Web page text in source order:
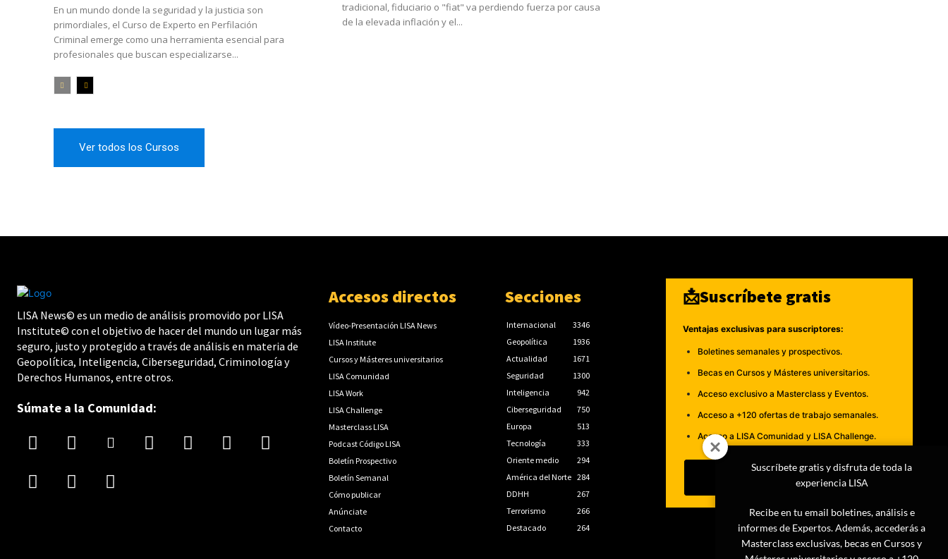
En un mundo donde la seguridad y la justicia son
primordiales, el Curso de Experto en Perfilación
Criminal emerge como una herramienta esencial para
profesionales que buscan especializarse...
tradicional, fiduciario o "fiat" va perdiendo fuerza por causa
de la elevada inflación y el...
Ver todos los Cursos
LISA News© es un medio de análisis promovido por LISA
Institute© con el objetivo de hacer del mundo un lugar más
seguro, justo y protegido a través de análisis en materia de
Geopolítica, Inteligencia, Ciberseguridad, Criminología y
Derechos Humanos, entre otros.
Súmate a la Comunidad:
Accesos directos
Vídeo-Presentación LISA News
LISA Institute
Cursos y Másteres universitarios
LISA Comunidad
LISA Work
LISA Challenge
Masterclass LISA
Podcast Código LISA
Boletín Prospectivo
Boletín Semanal
Cómo publicar
Anúnciate
Contacto
Secciones
Internacional
3346
Geopolítica
1936
Actualidad
1671
Seguridad
1300
Inteligencia
942
Ciberseguridad
750
Europa
513
Tecnología
333
Oriente medio
294
América del Norte 284
DDHH
267
Terrorismo
266
Destacado
264
📩Suscríbete gratis
Ventajas exclusivas para suscriptores:
Boletines semanales y prospectivos.
Becas en Cursos y Másteres universitarios.
Acceso exclusivo a Masterclass y Eventos.
Acceso a +120 ofertas de trabajo semanales.
Acceso a LISA Comunidad y LISA Challenge.
Suscribirme
Suscríbete gratis y disfruta de toda la
experiencia LISA
Recibe en tu email boletines, análisis e
informes de Expertos. Además, accederás a
Masterclass exclusivas, becas en Cursos y